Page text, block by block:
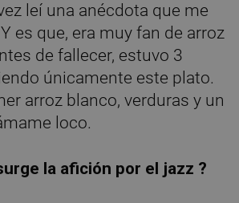
leí una anécdota que me
es que, era muy fan de arroz
de fallecer, estuvo 3
únicamente este plato.
arroz blanco, verduras y un
loco.
la afición por el jazz ?